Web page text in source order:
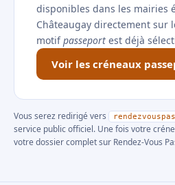
disponibles dans les mairies
Châteaugay directement sur
motifpasseport est déjà
Voir les créneaux
Vous serez redirigé vers
service public officiel. Une fois votre
votre dossier complet sur Rendez-Vous